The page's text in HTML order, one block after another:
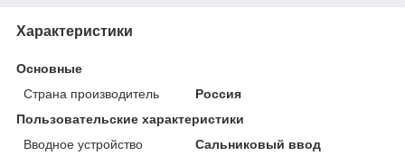
Характеристики
Основные
Страна производитель
Россия
Пользовательские характеристики
Вводное устройство
Сальниковый ввод